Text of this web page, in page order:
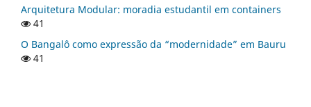
Arquitetura Modular: moradia estudantil em containers
41
O Bangalô como expressão da “modernidade” em Bauru
41